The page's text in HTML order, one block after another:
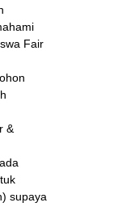
Fair
&
supaya